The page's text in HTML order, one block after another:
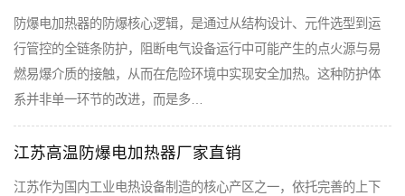
防爆电加热器的防爆核心逻辑，是通过从结构设计、元件选型到运
行管控的全链条防护，阻断电气设备运行中可能产生的点火源与易
燃易爆介质的接触，从而在危险环境中实现安全加热。这种防护体
系并非单一环节的改进，而是多…
江苏高温防爆电加热器厂家直销
江苏作为国内工业电热设备制造的核心产区之一，依托完善的上下